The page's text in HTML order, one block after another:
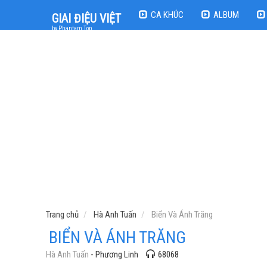
GIAI ĐIỆU VIỆT
by Phantam Top
CA KHÚC ALBUM
Trang chủ Hà Anh Tuấn Biển Và Ánh Trăng
BIỂN VÀ ÁNH TRĂNG
Hà Anh Tuấn - Phương Linh 68068